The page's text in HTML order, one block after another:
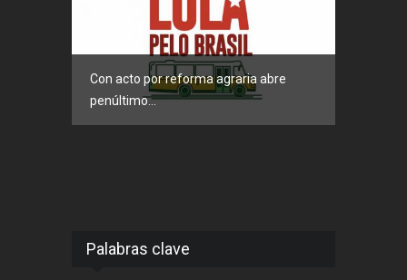
Con acto por reforma agraria abre
penúltimo...
Palabras clave